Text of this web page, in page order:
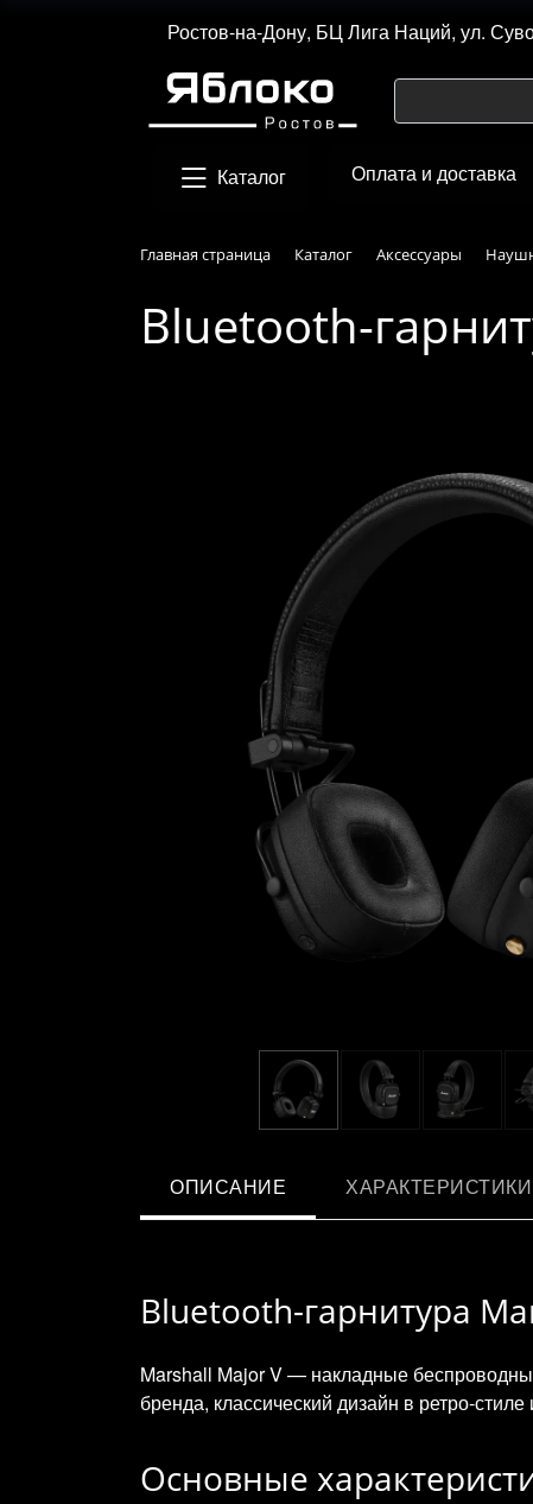
Ростов-на-Дону, БЦ Лига Наций, ул.
Каталог Оплата и доставка
Главная страница Каталог Аксессуары
Bluetooth-
ОПИСАНИЕ ХАРАКТЕРИСТИКИ
Bluetooth-гарнитура
Marshall Major V — накладные
бренда, классический дизайн в
Основные